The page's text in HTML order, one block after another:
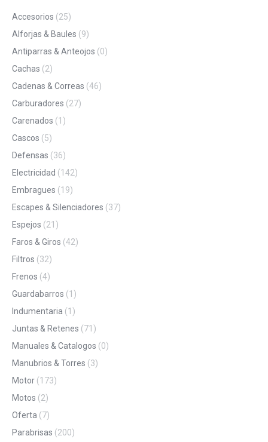
Accesorios (25)
Alforjas & Baules (9)
Antiparras & Anteojos (0)
Cachas (2)
Cadenas & Correas (46)
Carburadores (27)
Carenados (1)
Cascos (5)
Defensas (36)
Electricidad (142)
Embragues (19)
Escapes & Silenciadores (37)
Espejos (21)
Faros & Giros (42)
Filtros (32)
Frenos (4)
Guardabarros (1)
Indumentaria (1)
Juntas & Retenes (71)
Manuales & Catalogos (0)
Manubrios & Torres (3)
Motor (173)
Motos (2)
Oferta (7)
Parabrisas (200)